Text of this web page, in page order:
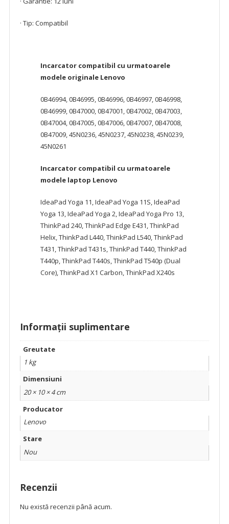
· Tip: Compatibil
Incarcator compatibil cu urmatoarele
modele originale Lenovo
0B46994, 0B46995, 0B46996, 0B46997, 0B46998,
0B46999, 0B47000, 0B47001, 0B47002, 0B47003,
0B47004, 0B47005, 0B47006, 0B47007, 0B47008,
0B47009, 45N0236, 45N0237, 45N0238, 45N0239,
45N0261
Incarcator compatibil cu urmatoarele
modele laptop Lenovo
IdeaPad Yoga 11, IdeaPad Yoga 11S, IdeaPad
Yoga 13, IdeaPad Yoga 2, IdeaPad Yoga Pro 13,
ThinkPad 240, ThinkPad Edge E431, ThinkPad
Helix, ThinkPad L440, ThinkPad L540, ThinkPad
T431, ThinkPad T431s, ThinkPad T440, ThinkPad
T440p, ThinkPad T440s, ThinkPad T540p (Dual
Core), ThinkPad X1 Carbon, ThinkPad X240s
Informații suplimentare
Greutate
1 kg
Dimensiuni
20 × 10 × 4 cm
Producator
Lenovo
Stare
Nou
Recenzii
Nu există recenzii până acum.